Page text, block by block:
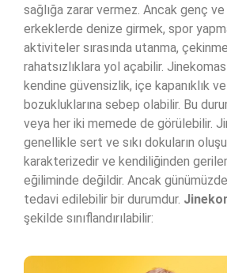
sağlığa zarar vermez. Ancak genç
erkeklerde denize girmek, spor
aktiviteler sırasında utanma,
rahatsızlıklara yol açabilir.
kendine güvensizlik, içe kapanıklık
bozukluklarına sebep olabilir. Bu
veya her iki memede de görülebilir.
genellikle sert ve sıkı dokuların
karakterizedir ve kendiliğinden
eğiliminde değildir. Ancak
tedavi edilebilir bir durumdur.
şekilde sınıflandırılabilir: